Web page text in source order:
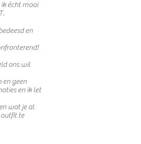
écht mooi
en
ons wil
en geen
en ik let
wat je al
outfit te